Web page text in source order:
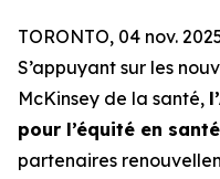
TORONTO, 04 nov.
S’appuyant sur les
McKinsey de la santé,
pour l’équité en
partenaires